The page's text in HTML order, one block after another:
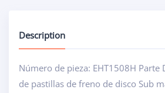
Description
Número de pieza: EHT1508H Parte
de pastillas de freno de disco Sub